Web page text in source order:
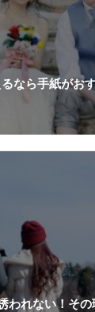
なら手紙がお
われない！その